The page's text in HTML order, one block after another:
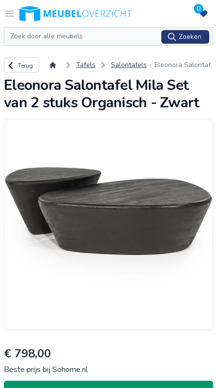
Open menu
Logo Meubeloverzicht.nl 0
Zoeken
Zoeken
Terug naar overzicht
Terug Tafels Salontafels
Eleonora Salontaf
tuks Organisch - Z
Eleonora Salontafel Mila Set
van 2 stuks Organisch - Zwart
€ 798,00
Beste prijs bij Sohome.nl